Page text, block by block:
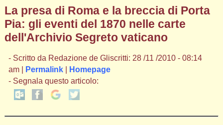
La presa di Roma e la breccia di Porta
Pia: gli eventi del 1870 nelle carte
dell'Archivio Segreto vaticano
- Scritto da Redazione de Gliscritti: 28 /11 /2010 - 08:14
am |
Permalink|
Homepage
- Segnala questo articolo: